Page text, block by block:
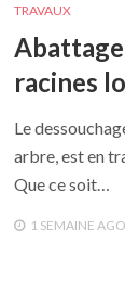
TRAVAUX
racines
Le
arbre, est en
Que ce soit…
1 SEMAINE AGO